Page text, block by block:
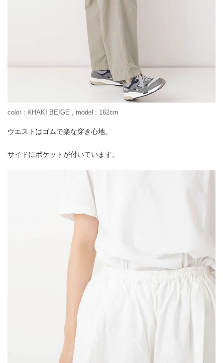
color : KHAKI BEIGE , model : 162cm
ウエストはゴムで楽な穿き心地。
サイドにポケットが付いています。